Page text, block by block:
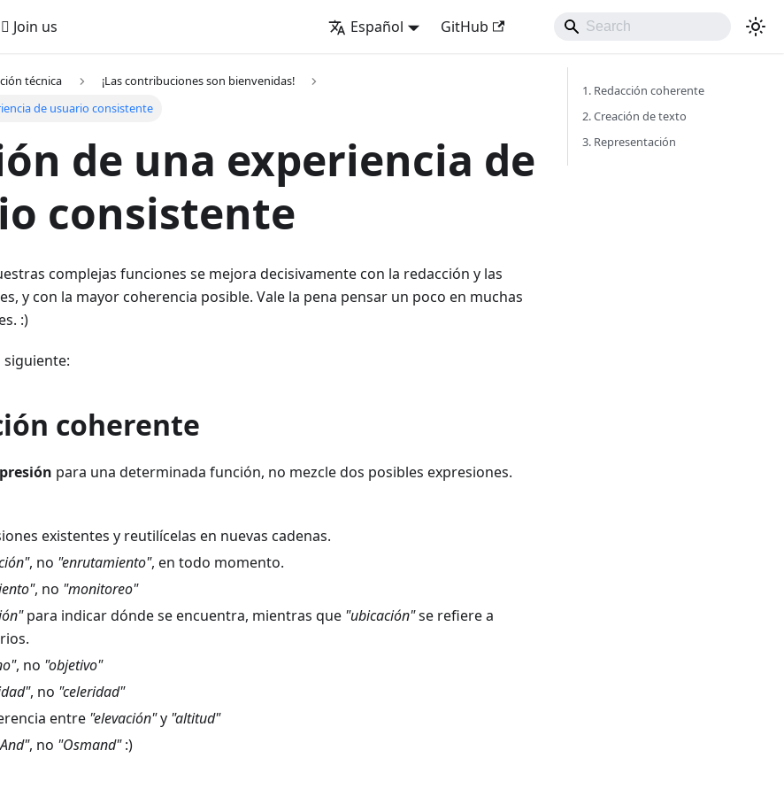
Join us Español GitHub
técnica
¡Las contribuciones son bienvenidas!
de usuario consistente
de una experiencia de
consistente
complejas funciones se mejora decisivamente con la redacción y las
y con la mayor coherencia posible. Vale la pena pensar un poco en muchas
:)
siguiente:
coherente
para una determinada función, no mezcle dos posibles expresiones.
existentes y reutilícelas en nuevas cadenas.
, no "enrutamiento", en todo momento.
, no "monitoreo"
para indicar dónde se encuentra, mientras que "ubicación"se refiere a
, no "objetivo"
, no "celeridad"
entre "elevación"y "altitud"
, no "Osmand":)
1. Redacción coherente
2. Creación de texto
3. Representación